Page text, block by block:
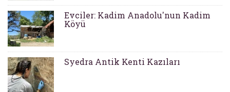
Evciler: Kadim Anadolu'nun Kadim
Köyü
Syedra Antik Kenti Kazıları